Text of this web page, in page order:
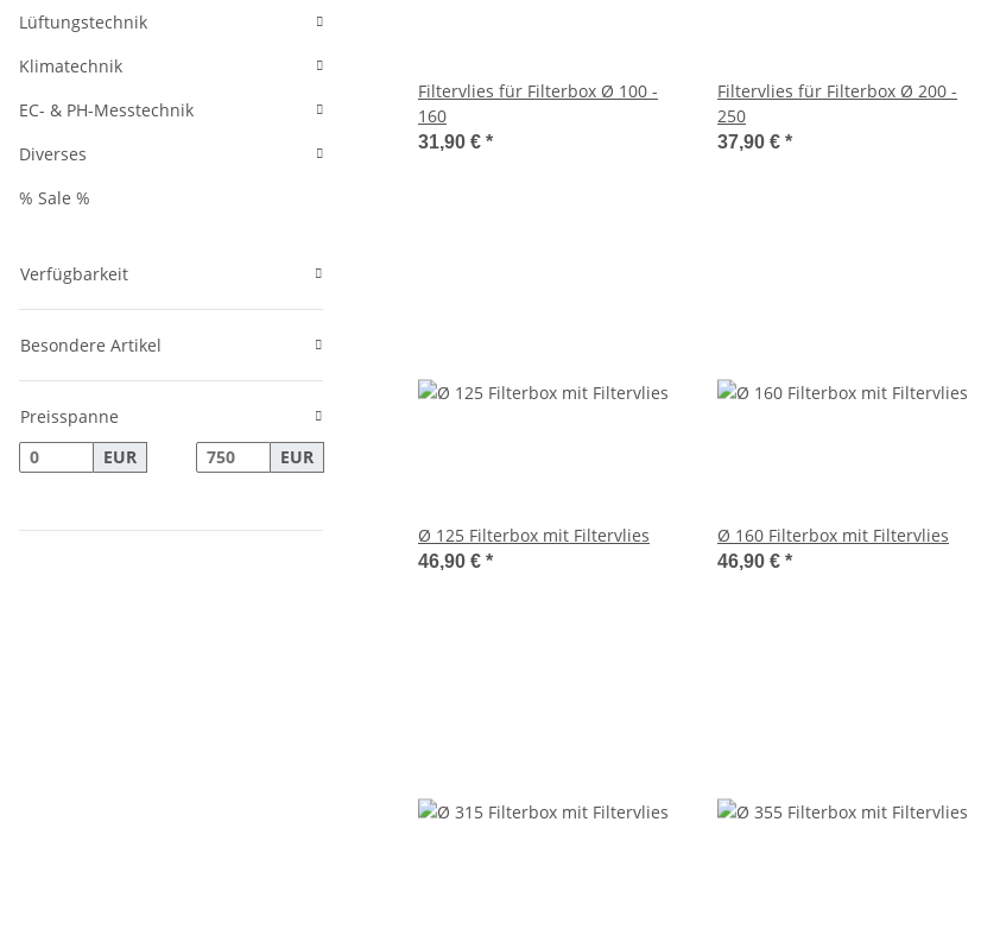
Filtervlies für Filterbox Ø 100 -
160
31,90 € *
Filtervlies für Filterbox Ø 200 -
250
37,90 € *
Ø 125 Filterbox mit Filtervlies
46,90 € *
Ø 160 Filterbox mit Filtervlies
46,90 € *
Lüftungstechnik
Klimatechnik
EC- & PH-Messtechnik
Diverses
% Sale %
Verfügbarkeit
Besondere Artikel
Preisspanne
EUR
EUR